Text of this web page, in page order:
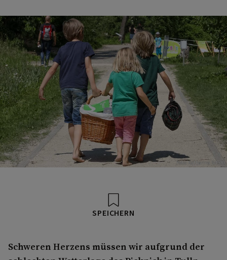
Foto: Katharina Schiffl
SPEICHERN
Schweren Herzens müssen wir aufgrund der